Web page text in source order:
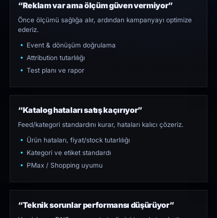
“Reklam var ama ölçüm güven vermiyor”
Önce ölçümü sağlığa alır, ardından kampanyayı optimize
ederiz.
Event & dönüşüm doğrulama
Attribution tutarlılığı
Test planı ve rapor
“Katalog hataları satış kaçırıyor”
Feed/kategori standardını kurar, hataları kalıcı çözeriz.
Ürün hataları, fiyat/stock tutarlılığı
Kategori ve etiket standardı
PMax / Shopping uyumu
“Teknik sorunlar performansı düşürüyor”